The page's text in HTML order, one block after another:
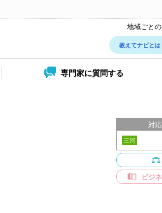
地域ごと
教えてナビとは
専門家に質問する
対
三河
ビジ